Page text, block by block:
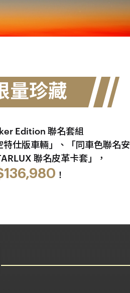
量珍藏
Edition 聯名套組
仕版車輛」、「同車色聯名安
聯名皮革卡套」，
！